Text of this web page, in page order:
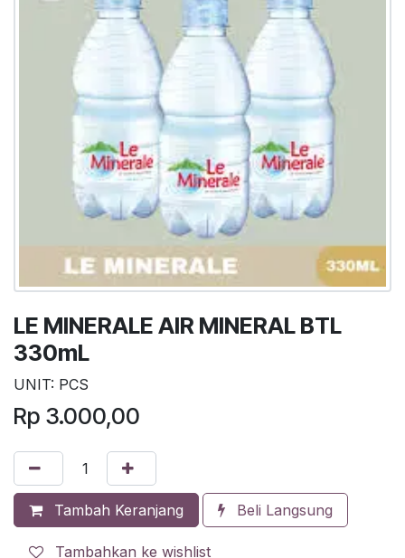
LE MINERALE AIR MINERAL BTL
330mL
UNIT: PCS
Rp 3.000,00
Tambah Keranjang Beli Langsung
Tambahkan ke wishlist